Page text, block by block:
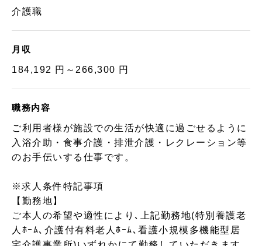
介護職
月収
184,192 円～266,300 円
職務内容
ご利用者様が施設での生活が快適に過ごせるように
入浴介助・食事介護・排泄介護・レクレーション等
のお手伝いする仕事です。
※求人条件特記事項
【勤務地】
ご本人の希望や適性により､上記勤務地(特別養護老
人ﾎｰﾑ､介護付有料老人ﾎｰﾑ､看護小規模多機能型居